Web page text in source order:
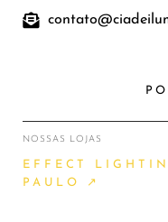
NOSSAS LOJAS
EFFECT
PAULO ↗